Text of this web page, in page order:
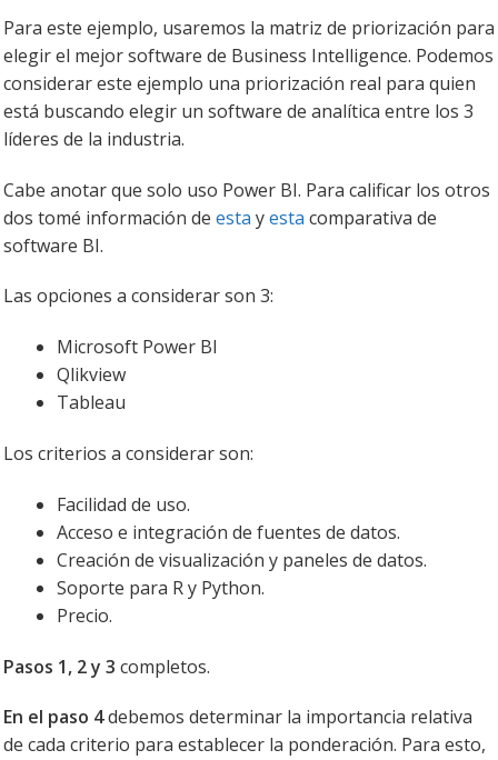
Para este ejemplo, usaremos la matriz de priorización para
elegir el mejor software de Business Intelligence. Podemos
considerar este ejemplo una priorización real para quien
está buscando elegir un software de analítica entre los 3
líderes de la industria.
Cabe anotar que solo uso Power BI. Para calificar los otros
dos tomé información de esta yesta comparativa de
software BI.
Las opciones a considerar son 3:
Microsoft Power BI
Qlikview
Tableau
Los criterios a considerar son:
Facilidad de uso.
Acceso e integración de fuentes de datos.
Creación de visualización y paneles de datos.
Soporte para R y Python.
Precio.
Pasos 1, 2 y 3 completos.
En el paso 4debemos determinar la importancia relativa
de cada criterio para establecer la ponderación. Para esto,